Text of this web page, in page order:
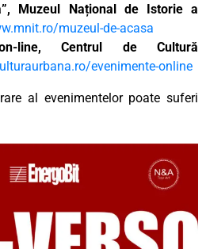
Muzeul Național de Istorie a
muzeul-de-acasa
line, Centrul de Cultură
evenimente-online
al evenimentelor poate suferi